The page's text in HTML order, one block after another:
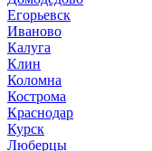
Егорьевск
Иваново
Калуга
Клин
Коломна
Кострома
Краснодар
Курск
Люберцы